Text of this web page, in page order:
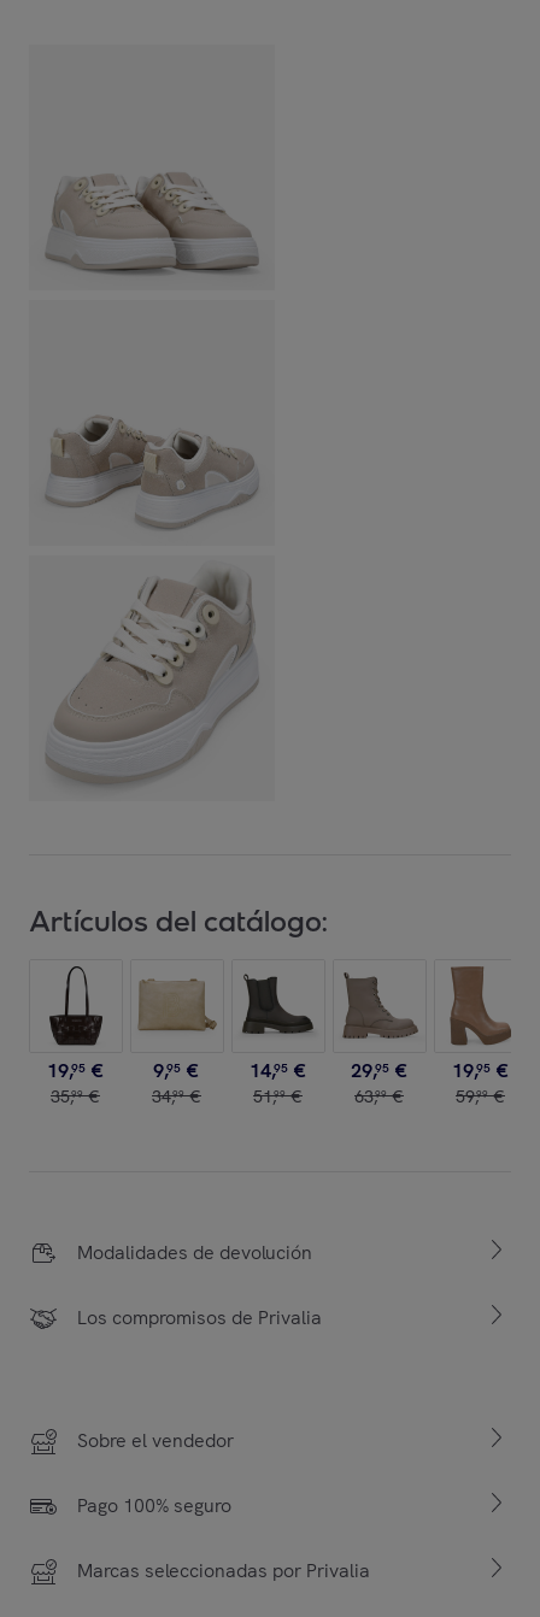
Artículos del catálogo:
19,95 €
35,99 €
9,95 €
34,99 €
14,95 €
51,99 €
29,95 €
63,99 €
19,95 €
59,99 €
Modalidades de devolución
Los compromisos de Privalia
Sobre el vendedor
Pago 100% seguro
Marcas seleccionadas por Privalia